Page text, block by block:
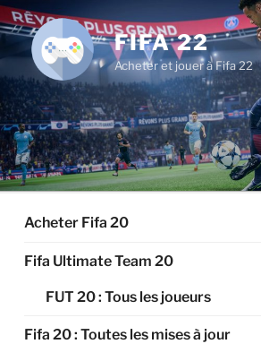
Aller
au
contenu
principal
FIFA 22
Acheter et jouer à Fifa 22
Acheter Fifa 20
Fifa Ultimate Team 20
FUT 20 : Tous les joueurs
Fifa 20 : Toutes les mises à jour